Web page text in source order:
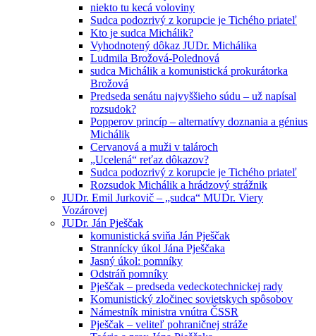
niekto tu kecá voloviny
Sudca podozrivý z korupcie je Tichého priateľ
Kto je sudca Michálik?
Vyhodnotený dôkaz JUDr. Michálika
Ludmila Brožová-Polednová
sudca Michálik a komunistická prokurátorka
Brožová
Predseda senátu najvyššieho súdu – už napísal
rozsudok?
Popperov princíp – alternatívy doznania a génius
Michálik
Cervanová a muži v talároch
„Ucelená“ reťaz dôkazov?
Sudca podozrivý z korupcie je Tichého priateľ
Rozsudok Michálik a hrádzový strážnik
JUDr. Emil Jurkovič – „sudca“ MUDr. Viery
Vozárovej
JUDr. Ján Pješčak
komunistická sviňa Ján Pješčak
Strannícky úkol Jána Pješčaka
Jasný úkol: pomníky
Odstráň pomníky
Pješčak – predseda vedeckotechnickej rady
Komunistický zločinec sovietskych spôsobov
Námestník ministra vnútra ČSSR
Pješčak – veliteľ pohraničnej stráže